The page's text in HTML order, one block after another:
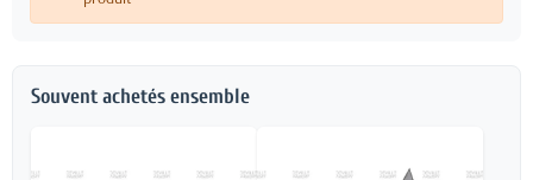
Souvent achetés ensemble